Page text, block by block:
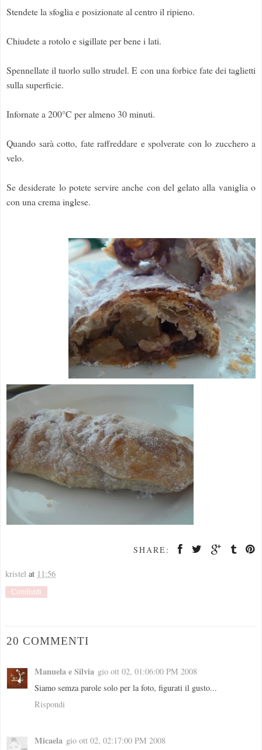
Stendete la sfoglia e posizionate al centro il ripieno.
Chiudete a rotolo e sigillate per bene i lati.
Spennellate il tuorlo sullo strudel. E con una forbice fate dei taglietti
sulla superficie.
Infornate a 200°C per almeno 30 minuti.
Quando sarà cotto, fate raffreddare e spolverate con lo zucchero a
velo.
Se desiderate lo potete servire anche con del gelato alla vaniglia o
con una crema inglese.
SHARE:
kristel at 11:56
Condividi
20 COMMENTI
Manuela e Silvia gio ott 02, 01:06:00 PM 2008
Siamo semza parole solo per la foto, figurati il gusto...
Rispondi
Micaela gio ott 02, 02:17:00 PM 2008